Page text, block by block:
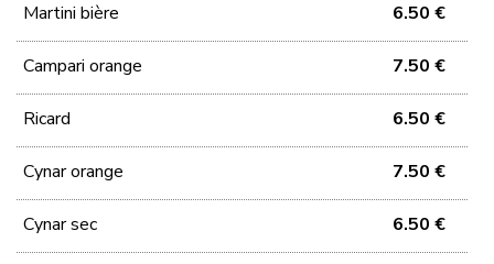
Martini bière 6.50 €
Campari orange 7.50 €
Ricard 6.50 €
Cynar orange 7.50 €
Cynar sec 6.50 €